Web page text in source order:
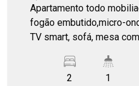
Apartamento todo
fogão embutido,micro-
TV smart, sofá, mesa
em escritório.
2
1